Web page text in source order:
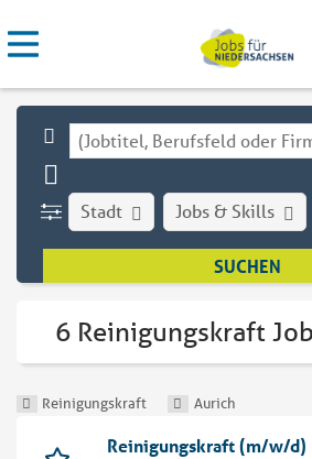
Stadt Jobs & Skills
6 Reinigungskraft
Reinigungskraft Aurich
Reinigungskraft (m/w/d)